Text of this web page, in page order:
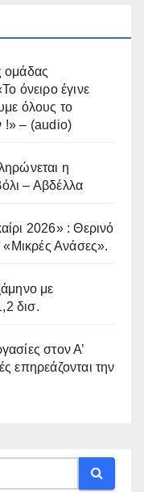
ομάδας
όνειρο έγινε
όλους το
!» – (audio)
η
– Αβδέλλα
2026» : Θερινό
«Μικρές Ανάσες».
με
δισ.
στον Α’
επηρεάζονται την